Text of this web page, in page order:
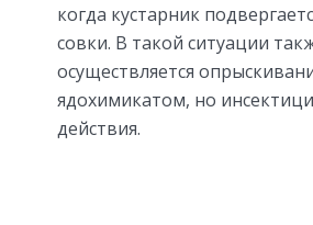
когда кустарник
совки. В такой ситуации
осуществляется
ядохимикатом, но
действия.